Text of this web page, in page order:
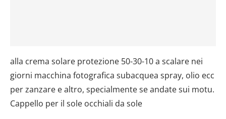
informazioni sul modo in cui utilizzi il nostro sito con i
nostri partner che si occupano di analisi dei dati web,
pubblicità e social media, i quali potrebbero combinarle
con altre informazioni che hai fornito loro o che hanno
raccolto dal tuo utilizzo dei loro servizi.
alla crema solare protezione 50-30-10 a scalare nei
giorni macchina fotografica subacquea spray, olio ecc
per zanzare e altro, specialmente se andate sui motu.
Cappello per il sole occhiali da sole